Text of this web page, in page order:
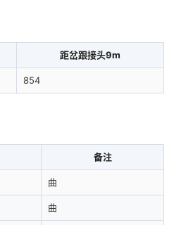
距岔跟接头9m
854
备注
曲
曲